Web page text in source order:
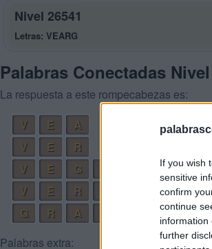
If you wish
sensitive
confirm
continue
information
further
Nivel 26541
Letras: VEARG
Palabras Conectadas
La respuesta a este rompecabezas es:
V
E
A
V
E
R
V
E G
V
E R
G
R A
Palabras extra: